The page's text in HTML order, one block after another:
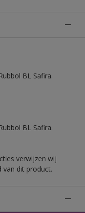
BL Safira.
BL Safira.
verwijzen wij
van dit product.